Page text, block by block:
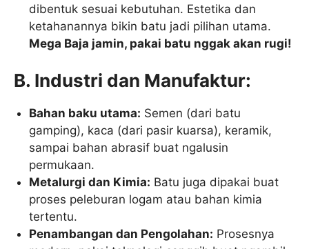
dibentuk sesuai kebutuhan. Estetika dan
ketahanannya bikin batu jadi pilihan utama.
Mega Baja jamin, pakai batu nggak akan rugi!
B. Industri dan Manufaktur:
Bahan baku utama: Semen (dari batu
gamping), kaca (dari pasir kuarsa), keramik,
sampai bahan abrasif buat ngalusin
permukaan.
Metalurgi dan Kimia: Batu juga dipakai buat
proses peleburan logam atau bahan kimia
tertentu.
Penambangan dan Pengolahan: Prosesnya